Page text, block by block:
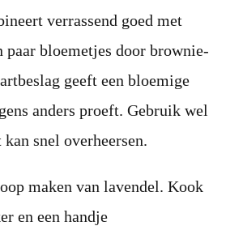
verrassend goed met
paar bloemetjes door brownie-
geeft een bloemige
anders proeft. Gebruik wel
kan snel overheersen.
maken van lavendel. Kook
en een handje